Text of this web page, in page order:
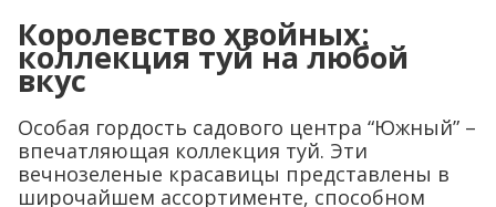
Королевство хвойных:
коллекция туй на любой
вкус
Особая гордость садового центра “Южный” –
впечатляющая коллекция туй. Эти
вечнозеленые красавицы представлены в
широчайшем ассортименте, способном